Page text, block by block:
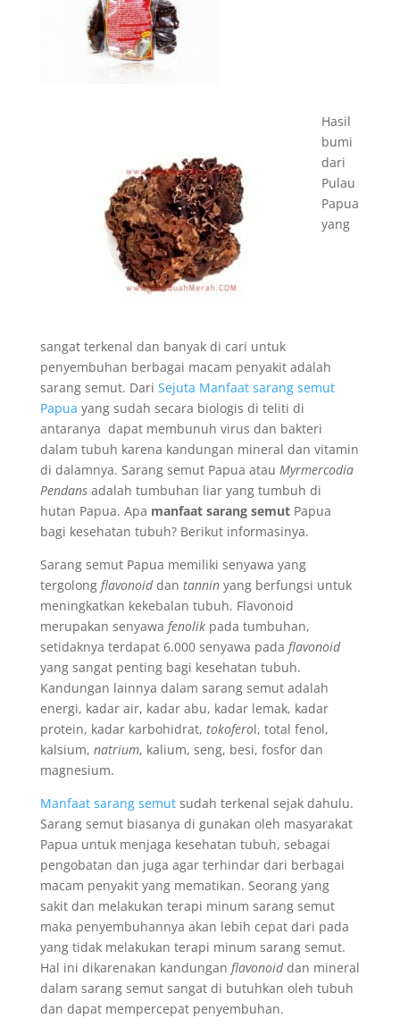
Hasil
bumi
dari
Pulau
Papua
yang
sangat terkenal dan banyak di cari untuk
penyembuhan berbagai macam penyakit adalah
sarang semut. Dari Sejuta Manfaat sarang semut
Papua yang sudah secara biologis di teliti di
antaranya dapat membunuh virus dan bakteri
dalam tubuh karena kandungan mineral dan vitamin
di dalamnya. Sarang semut Papua atau Myrmercodia
Pendansadalah tumbuhan liar yang tumbuh di
hutan Papua. Apa manfaat sarang semutPapua
bagi kesehatan tubuh? Berikut informasinya.
Sarang semut Papua memiliki senyawa yang
tergolong flavonoiddan tanninyang berfungsi untuk
meningkatkan kekebalan tubuh. Flavonoid
merupakan senyawa fenolikpada tumbuhan,
setidaknya terdapat 6.000 senyawa pada flavonoid
yang sangat penting bagi kesehatan tubuh.
Kandungan lainnya dalam sarang semut adalah
energi, kadar air, kadar abu, kadar lemak, kadar
protein, kadar karbohidrat, tokoferol, total fenol,
kalsium, natrium, kalium, seng, besi, fosfor dan
magnesium.
Manfaat sarang semutsudah terkenal sejak dahulu.
Sarang semut biasanya di gunakan oleh masyarakat
Papua untuk menjaga kesehatan tubuh, sebagai
pengobatan dan juga agar terhindar dari berbagai
macam penyakit yang mematikan. Seorang yang
sakit dan melakukan terapi minum sarang semut
maka penyembuhannya akan lebih cepat dari pada
yang tidak melakukan terapi minum sarang semut.
Hal ini dikarenakan kandungan flavonoiddan mineral
dalam sarang semut sangat di butuhkan oleh tubuh
dan dapat mempercepat penyembuhan.